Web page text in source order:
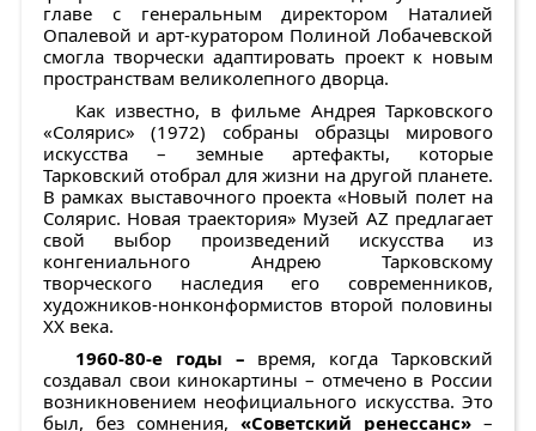
главе с генеральным директором Наталией
Опалевой и арт-куратором Полиной Лобачевской
смогла творчески адаптировать проект к новым
пространствам великолепного дворца.
Как известно, в фильме Андрея Тарковского
«Солярис» (1972) собраны образцы мирового
искусства – земные артефакты, которые
Тарковский отобрал для жизни на другой планете.
В рамках выставочного проекта «Новый полет на
Солярис. Новая траектория» Музей AZ предлагает
свой выбор произведений искусства из
конгениального Андрею Тарковскому
творческого наследия его современников,
художников-нонконформистов второй половины
ХХ века.
1960-80-е годы – время, когда Тарковский
создавал свои кинокартины – отмечено в России
возникновением неофициального искусства. Это
был, без сомнения, «Советский ренессанс» –